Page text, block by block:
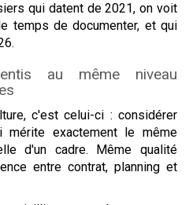
qui datent de 2021, on voit
temps de documenter, et qui
au même niveau
c'est celui-ci : considérer
mérite exactement le même
d'un cadre. Même qualité
entre contrat, planning et